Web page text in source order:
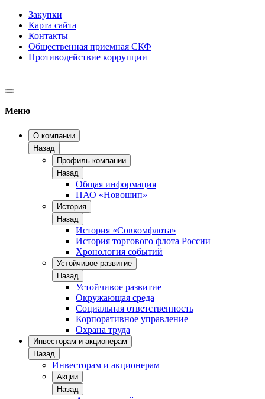
Закупки
Карта сайта
Контакты
Общественная приемная СКФ
Противодействие коррупции
Меню
О компании
Назад
Профиль компании
Назад
Общая информация
ПАО «Новошип»
История
Назад
История «Совкомфлота»
История торгового флота России
Хронология событий
Устойчивое развитие
Назад
Устойчивое развитие
Окружающая среда
Социальная ответственность
Корпоративное управление
Охрана труда
Инвесторам и акционерам
Назад
Инвесторам и акционерам
Акции
Назад